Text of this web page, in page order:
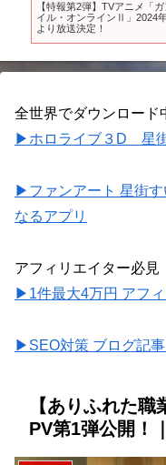
【特報第2弾】TVアニメ「
イル・オンラインⅡ」2024
より放送決定！
全世界でダウンロード
▶ホロライブ３D 星
▶ファンアート 星街
なるアプリ
アフィリエイター必見
▶1件最大4万円 アフ
▶SEO対策 ブログ記
【ありふれた職
PV第1弾公開！